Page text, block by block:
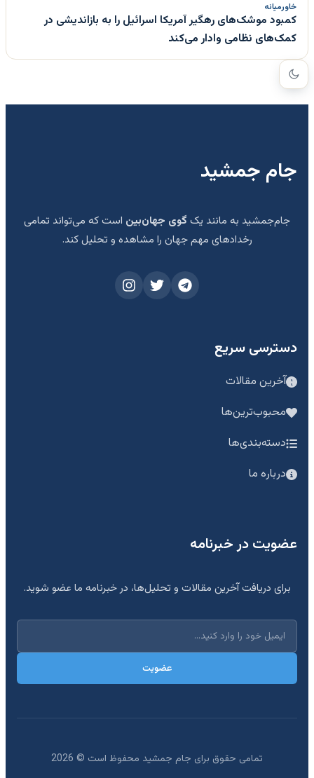
خاورمیانه
کمبود موشک‌های رهگیر آمریکا اسرائیل را به بازاندیشی در
کمک‌های نظامی وادار می‌کند
جام جمشید
جام‌جمشید به مانند یک گوی جهان‌بین است که می‌تواند تمامی
رخدادهای مهم جهان را مشاهده و تحلیل کند.
دسترسی سریع
آخرین مقالات
محبوب‌ترین‌ها
دسته‌بندی‌ها
درباره ما
عضویت در خبرنامه
برای دریافت آخرین مقالات و تحلیل‌ها، در خبرنامه ما عضو شوید.
عضویت
تمامی حقوق برای جام جمشید محفوظ است © 2026